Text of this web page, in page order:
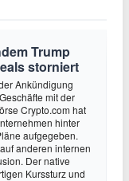
Trump
storniert
Ankündigung
mit der
Crypto.com hat
hinter
aufgegeben.
anderen internen
Der native
Kurssturz und